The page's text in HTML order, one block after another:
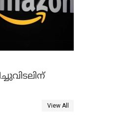
ആന്റി ജാസി
View All